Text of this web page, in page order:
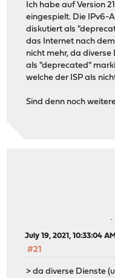
Ich habe auf Version
eingespielt. Die IPv6-
diskutiert als
das Internet nach
nicht mehr, da diverse
als "deprecated"
welche der ISP als
Sind denn noch
July 19, 2021, 10:33:04 AM
#21
> da diverse Dienste